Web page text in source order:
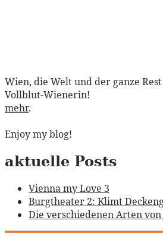
Wien, die Welt und der ganze
Vollblut-Wienerin!
mehr.
Enjoy my blog!
aktuelle Posts
Vienna my Love 3
Burgtheater 2: Klimt
Die verschiedenen Arten von